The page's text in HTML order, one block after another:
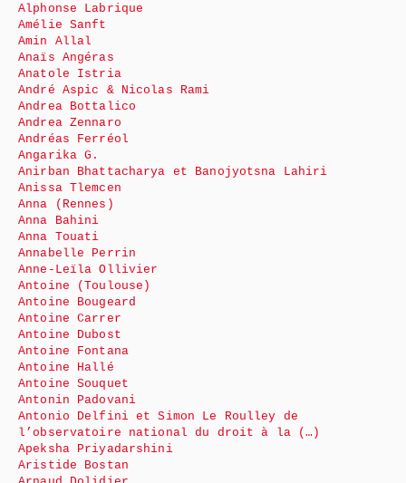
Alphonse Labrique
Amélie Sanft
Amin Allal
Anaïs Angéras
Anatole Istria
André Aspic & Nicolas Rami
Andrea Bottalico
Andrea Zennaro
Andréas Ferréol
Angarika G.
Anirban Bhattacharya et Banojyotsna Lahiri
Anissa Tlemcen
Anna (Rennes)
Anna Bahini
Anna Touati
Annabelle Perrin
Anne-Leïla Ollivier
Antoine (Toulouse)
Antoine Bougeard
Antoine Carrer
Antoine Dubost
Antoine Fontana
Antoine Hallé
Antoine Souquet
Antonin Padovani
Antonio Delfini et Simon Le Roulley de
l’observatoire national du droit à la (…)
Apeksha Priyadarshini
Aristide Bostan